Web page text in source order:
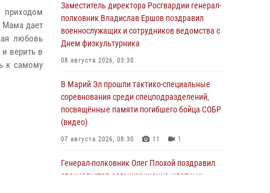
Мама дает
любовь
верить в
к самому
Заместитель директора Росгвардии генерал-
полковник Владислав Ершов поздравил
военнослужащих и сотрудников ведомства с
Днем физкультурника
08 августа 2026, 03:30
В Марий Эл прошли тактико-специальные
соревнования среди спецподразделений,
посвящённые памяти погибшего бойца СОБР
(видео)
07 августа 2026, 08:30 11 1
Генерал-полковник Олег Плохой поздравил
специалистов организационно-штатных